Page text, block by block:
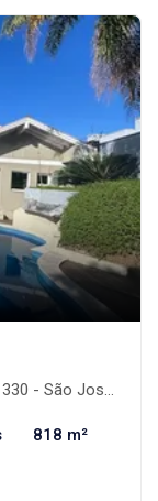
São Leopoldo-RS
818 m²